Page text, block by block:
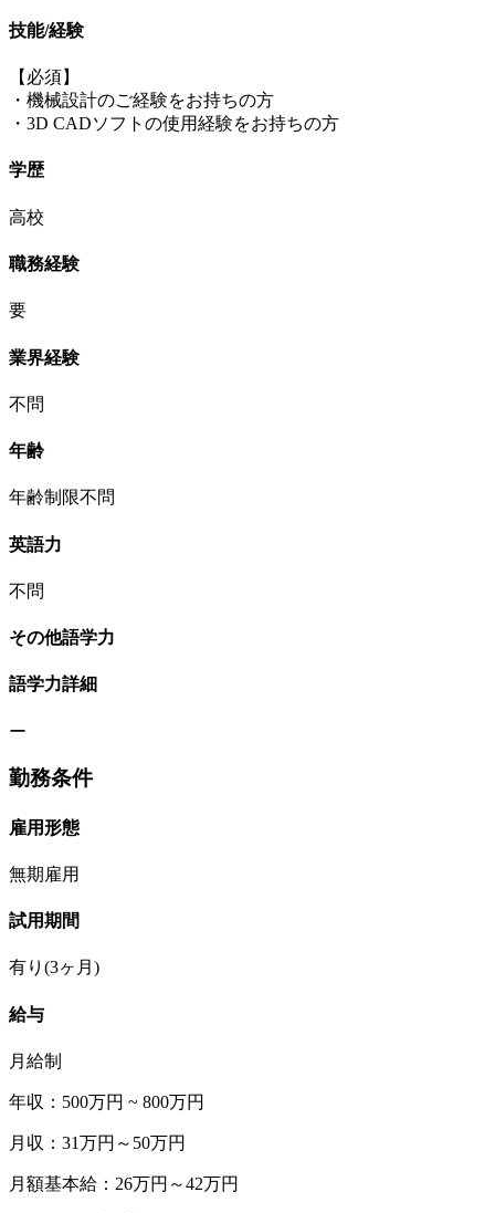
技能/経験
【必須】
・機械設計のご経験をお持ちの方
・3D CADソフトの使用経験をお持ちの方
学歴
高校
職務経験
要
業界経験
不問
年齢
年齢制限不問
英語力
不問
その他語学力
語学力詳細
ー
勤務条件
雇用形態
無期雇用
試用期間
有り(3ヶ月)
給与
月給制
年収：500万円 ~ 800万円
月収：31万円～50万円
月額基本給：26万円～42万円